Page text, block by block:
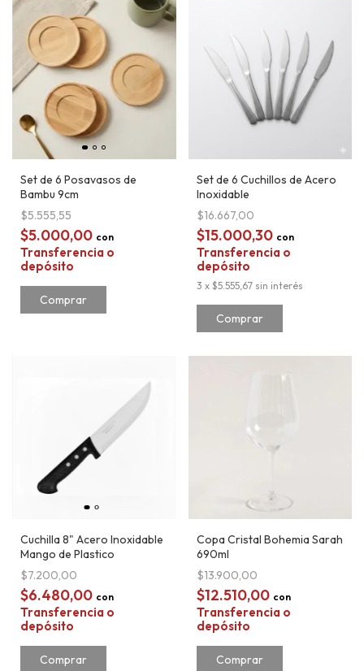
Set de 6 Posavasos de
Bambu 9cm
$5.555,55
$5.000,00 con
Transferencia o
depósito
Comprar
Set de 6 Cuchillos de Acero
Inoxidable
$16.667,00
$15.000,30 con
Transferencia o
depósito
3 x $5.555,67 sin interés
Cuchilla 8" Acero Inoxidable
Mango de Plastico
$7.200,00
$6.480,00 con
Transferencia o
depósito
Copa Cristal Bohemia Sarah
690ml
$13.900,00
$12.510,00 con
Transferencia o
depósito